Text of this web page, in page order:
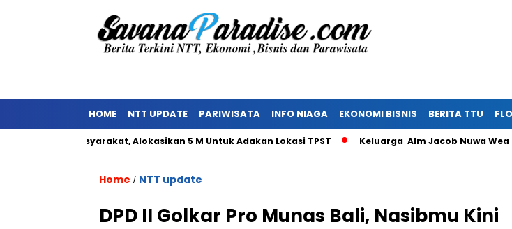
HOME NTT UPDATE PARIWISATA INFO NIAGA EKONOMI BISNIS BERITA TTU
Masyarakat, Alokasikan 5 M Untuk Adakan Lokasi TPST Keluarga Alm Jacob Nuwa Wea
Home / NTT update
DPD II Golkar Pro Munas Bali, Nasibmu Kini